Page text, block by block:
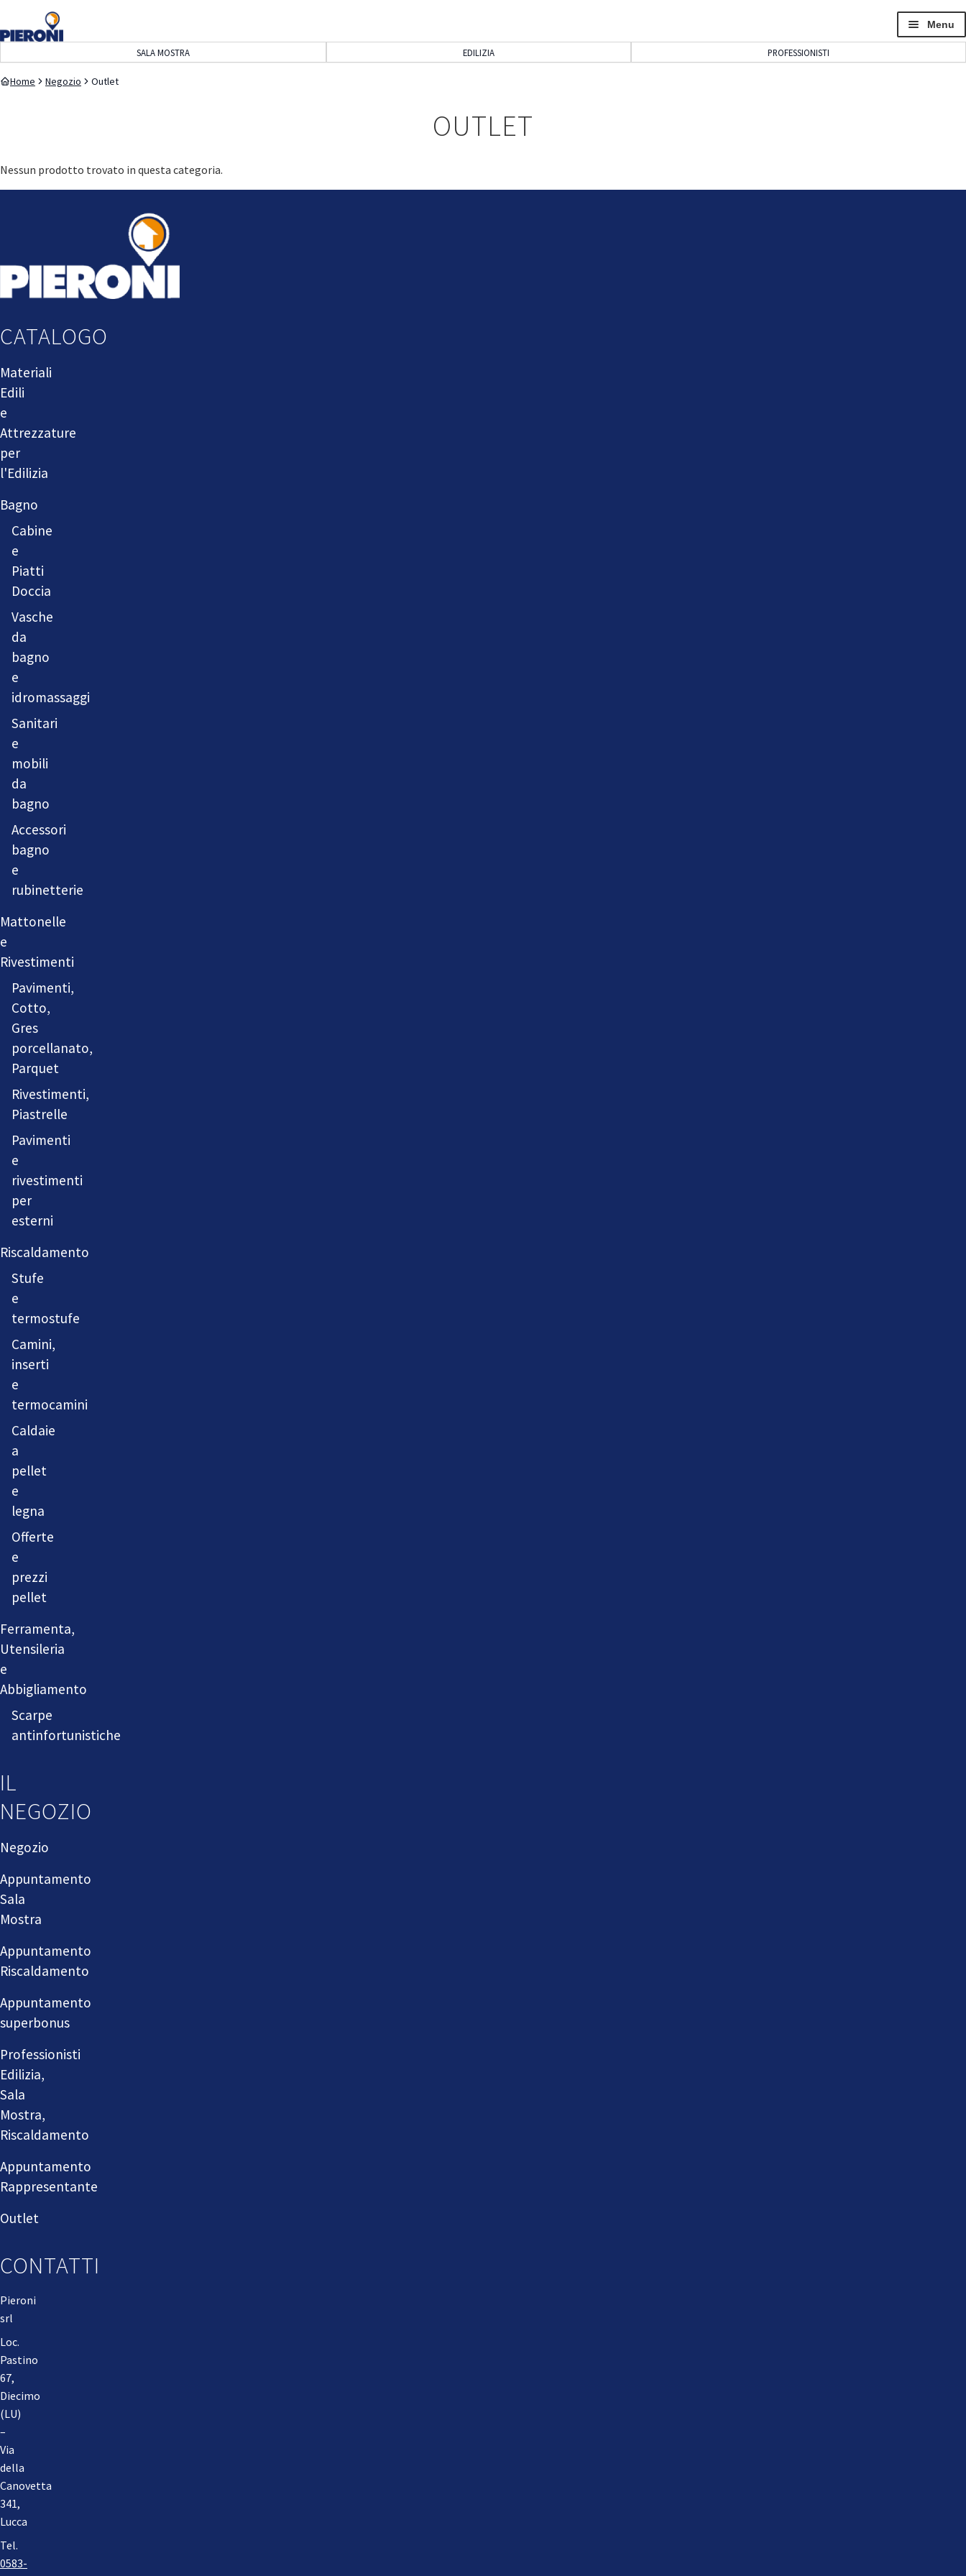
navigazione
contenuto
Menu
SALA MOSTRA EDILIZIA PROFESSIONISTI
Home Negozio Outlet
OUTLET
Nessun prodotto trovato in questa categoria.
CATALOGO
Materiali
Edili
e
Attrezzature
per
l'Edilizia
Bagno
Cabine
e
Piatti
Doccia
Vasche
da
bagno
e
idromassaggi
Sanitari
e
mobili
da
bagno
Accessori
bagno
e
rubinetterie
Mattonelle
e
Rivestimenti
Pavimenti,
Cotto,
Gres
porcellanato,
Parquet
Rivestimenti,
Piastrelle
Pavimenti
e
rivestimenti
per
esterni
Riscaldamento
Stufe
e
termostufe
Camini,
inserti
e
termocamini
Caldaie
a
pellet
e
legna
Offerte
e
prezzi
pellet
Ferramenta,
Utensileria
e
Abbigliamento
Scarpe
antinfortunistiche
IL
NEGOZIO
Negozio
Appuntamento
Sala
Mostra
Appuntamento
Riscaldamento
Appuntamento
superbonus
Professionisti
Edilizia,
Sala
Mostra,
Riscaldamento
Appuntamento
Rappresentante
Outlet
CONTATTI
Pieroni
srl
Loc.
Pastino
67,
Diecimo
(LU)
–
Via
della
Canovetta
341,
Lucca
Tel.
0583-